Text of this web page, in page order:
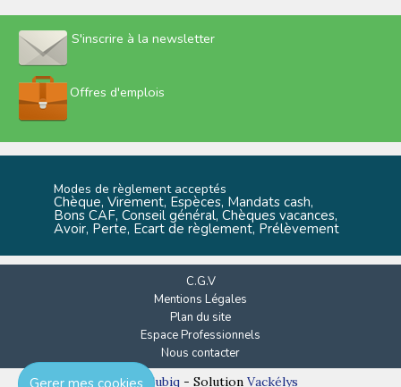
S'inscrire à la newsletter
Offres d'emplois
Modes de règlement acceptés
Chèque, Virement, Espèces, Mandats cash,
Bons CAF, Conseil général, Chèques vacances,
Avoir, Perte, Ecart de règlement, Prélèvement
C.G.V
Mentions Légales
Plan du site
Espace Professionnels
Nous contacter
Réalisation
Cubiq- Solution Vackélys
Gerer mes cookies